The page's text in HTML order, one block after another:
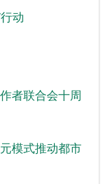
动
者联合会十周
模式推动都市